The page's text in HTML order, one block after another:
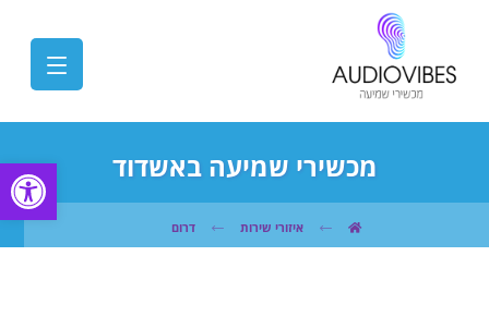
מכשירי שמיעה באשדוד
איזורי שירות דרום